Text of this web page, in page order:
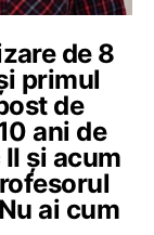
de 8
primul
de
ani de
și acum
ai cum